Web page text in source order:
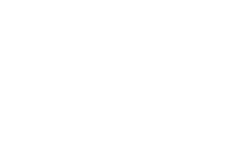
安です。なるべくお早めにお召